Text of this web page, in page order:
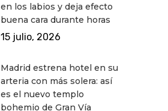
en los labios y deja efecto
buena cara durante horas
15 julio, 2026
Madrid estrena hotel en su
arteria con más solera: así
es el nuevo templo
bohemio de Gran Vía